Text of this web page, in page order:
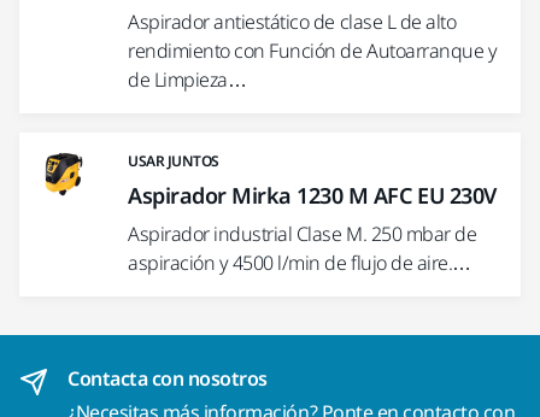
Aspirador antiestático de clase L de alto
rendimiento con Función de Autoarranque y
de Limpieza…
USAR JUNTOS
Aspirador Mirka 1230 M AFC EU 230V
Aspirador industrial Clase M. 250 mbar de
aspiración y 4500 l/min de flujo de aire.…
Contacta con nosotros